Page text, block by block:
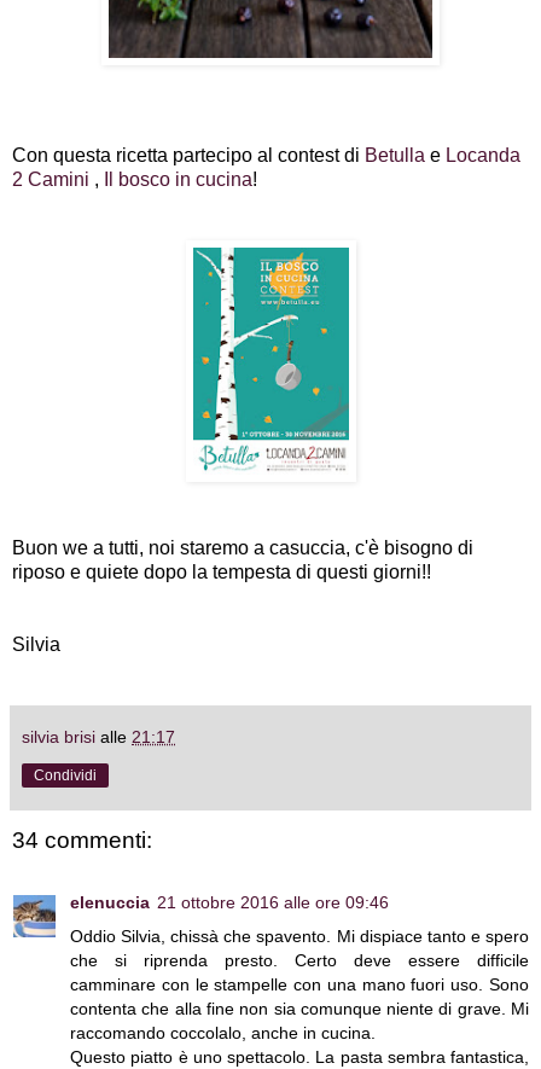
Con questa ricetta partecipo al contest di Betulla e Locanda
2 Camini , Il bosco in cucina!
Buon we a tutti, noi staremo a casuccia, c'è bisogno di
riposo e quiete dopo la tempesta di questi giorni!!
Silvia
silvia brisi alle 21:17
Condividi
34 commenti:
elenuccia 21 ottobre 2016 alle ore 09:46
Oddio Silvia, chissà che spavento. Mi dispiace tanto e spero
che si riprenda presto. Certo deve essere difficile
camminare con le stampelle con una mano fuori uso. Sono
contenta che alla fine non sia comunque niente di grave. Mi
raccomando coccolalo, anche in cucina.
Questo piatto è uno spettacolo. La pasta sembra fantastica,